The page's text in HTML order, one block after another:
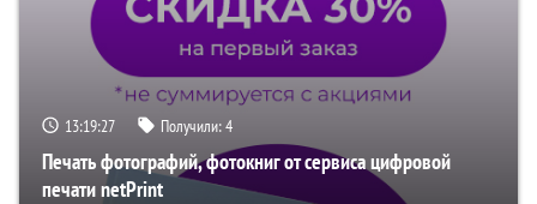
13:19:26 Получили:4
Печать фотографий, фотокниг от сервиса цифровой
печати netPrint